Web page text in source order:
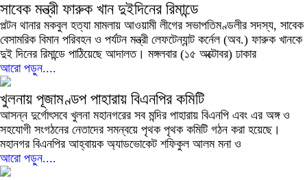
সাবেক মন্ত্রী ফারুক খান দুইদিনের রিমান্ডে
পল্টন থানার মকবুল হত্যা মামলায় আওয়ামী লীগের সভাপতিমণ্ডলীর সদস্য, সাবেক
বেসামরিক বিমান পরিবহন ও পর্যটন মন্ত্রী লেফটেন্যান্ট কর্নেল (অব.) ফারুক খানকে
দুই দিনের রিমান্ডে পাঠিয়েছে আদালত। মঙ্গলবার (১৫ অক্টোবর) ঢাকার
আরো পড়ুন....
খুলনায় পূজামণ্ডপ পাহারায় বিএনপির কমিটি
আসন্ন দুর্গোৎসবে খুলনা মহানগরের সব মন্দির পাহারায় বিএনপি এবং এর অঙ্গ ও
সহযোগী সংগঠনের নেতাদের সমন্বয়ে পৃথক পৃথক কমিটি গঠন করা হয়েছে।
মহানগর বিএনপির আহ্বায়ক অ্যাডভোকেট শফিকুল আলম মনা ও
আরো পড়ুন....